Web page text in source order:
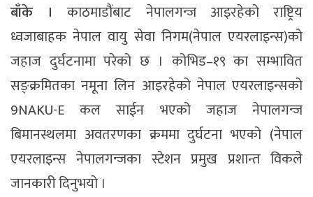
बाँके । काठमाडौंबाट नेपालगन्ज आइरहेको राष्ट्रिय
ध्वजाबाहक नेपाल वायु सेवा निगम(नेपाल एयरलाइन्स)को
जहाज दुर्घटनामा परेको छ । कोभिड–१९ का सम्भावित
सङ्क्रमितका नमूना लिन आइरहेको नेपाल एयरलाइन्सको
9NAKU-E कल साईन भएको जहाज नेपालगन्ज
बिमानस्थलमा अवतरणका क्रममा दुर्घटना भएको (नेपाल
एयरलाइन्स नेपालगन्जका स्टेशन प्रमुख प्रशान्त विकले
जानकारी दिनुभयो ।